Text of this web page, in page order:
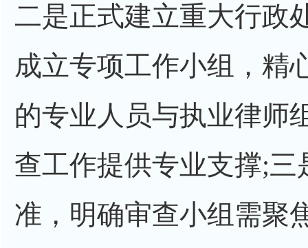
二是正式建立重大行政
成立专项工作小组，精
的专业人员与执业律师
查工作提供专业支撑;
准，明确审查小组需聚